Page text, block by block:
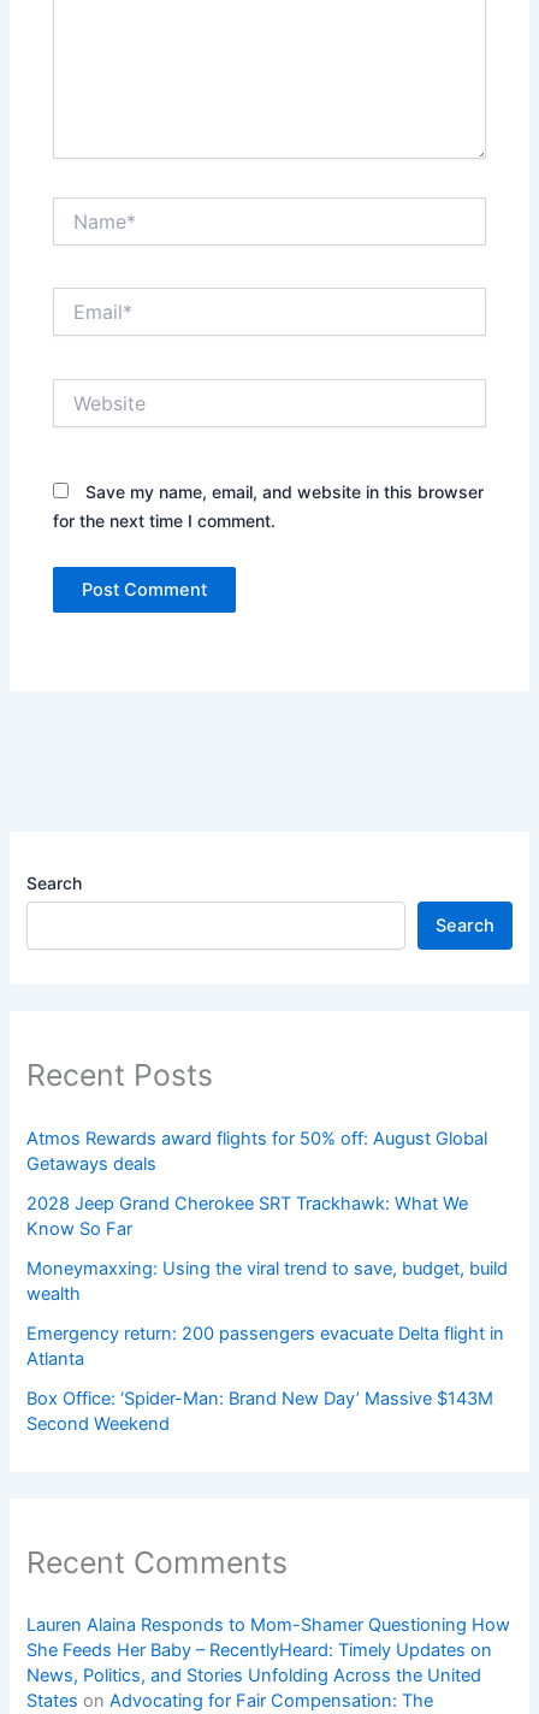
Save my name, email, and website in this browser
for the next time I comment.
Search
Search
Recent Posts
Atmos Rewards award flights for 50% off: August Global
Getaways deals
2028 Jeep Grand Cherokee SRT Trackhawk: What We
Know So Far
Moneymaxxing: Using the viral trend to save, budget, build
wealth
Emergency return: 200 passengers evacuate Delta flight in
Atlanta
Box Office: ‘Spider-Man: Brand New Day’ Massive $143M
Second Weekend
Recent Comments
Lauren Alaina Responds to Mom-Shamer Questioning How
She Feeds Her Baby – RecentlyHeard: Timely Updates on
News, Politics, and Stories Unfolding Across the United
States onAdvocating for Fair Compensation: The